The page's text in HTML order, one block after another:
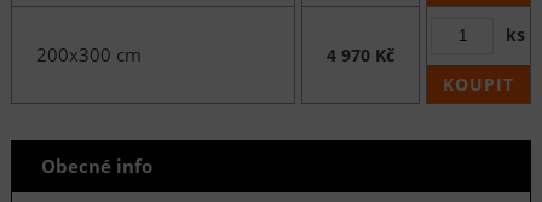
200x300 cm 4 970 Kč
ks
KOUPIT
Obecné info